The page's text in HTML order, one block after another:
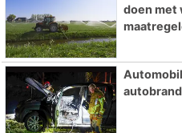
doen met
autobrand